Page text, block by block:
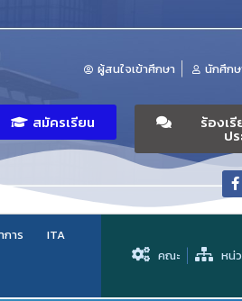
ผู้สนใจเข้าศึกษา นักศึกษ
สมัครเรียน ร้องเ
ป
การ ITA
คณะ หน่